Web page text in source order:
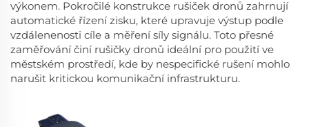
výkonem. Pokročilé konstrukce rušiček dronů zahrnují
automatické řízení zisku, které upravuje výstup podle
vzdálenenosti cíle a měření síly signálu. Toto přesné
zaměřování činí rušičky dronů ideální pro použití ve
městském prostředí, kde by nespecifické rušení mohlo
narušit kritickou komunikační infrastrukturu.